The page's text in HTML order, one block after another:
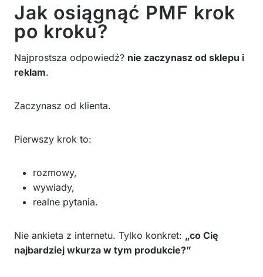
Jak osiągnąć PMF krok
po kroku?
Najprostsza odpowiedź? nie zaczynasz od sklepu i
reklam.
Zaczynasz od klienta.
Pierwszy krok to:
rozmowy,
wywiady,
realne pytania.
Nie ankieta z internetu. Tylko konkret: „co Cię
najbardziej wkurza w tym produkcie?”